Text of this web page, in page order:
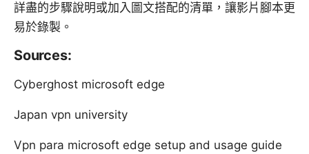
詳盡的步驟說明或加入圖文搭配的清單，讓影片腳本更
易於錄製。
Sources:
Cyberghost microsoft edge
Japan vpn university
Vpn para microsoft edge setup and usage guide